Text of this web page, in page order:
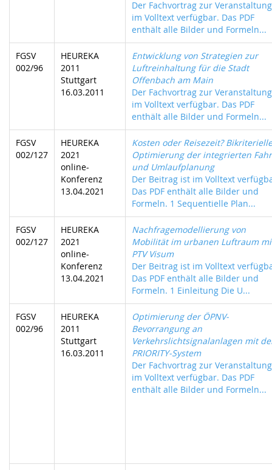
Der Fachvortrag zur
im Volltext verfügbar. Das PDF
enthält alle Bilder und Formeln...
FGSV
002/96
HEUREKA
2011
Stuttgart
16.03.2011
Entwicklung von Strategien zur
Luftreinhaltung für die Stadt
Offenbach am Main
Der Fachvortrag zur
im Volltext verfügbar. Das PDF
enthält alle Bilder und Formeln...
FGSV
002/127
HEUREKA
2021
online-
Konferenz
13.04.2021
Kosten oder Reisezeit? Bikriterielle
Optimierung der integrierten
und Umlaufplanung
Der Beitrag ist im Volltext
Das PDF enthält alle Bilder und
Formeln. 1 Sequentielle Plan...
FGSV
002/127
HEUREKA
2021
online-
Konferenz
13.04.2021
Nachfragemodellierung von
Mobilität im urbanen Luftraum
PTV Visum
Der Beitrag ist im Volltext
Das PDF enthält alle Bilder und
Formeln. 1 Einleitung Die U...
FGSV
002/96
HEUREKA
2011
Stuttgart
16.03.2011
Optimierung der ÖPNV-
Bevorrangung an
Verkehrslichtsignalanlagen mit
PRIORITY-System
Der Fachvortrag zur
im Volltext verfügbar. Das PDF
enthält alle Bilder und Formeln...